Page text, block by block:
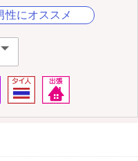
性にオススメ